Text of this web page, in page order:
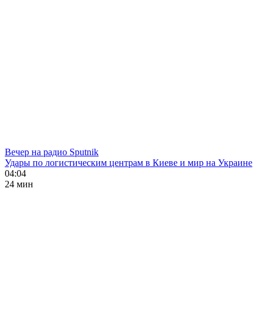
Вечер на радио Sputnik
Удары по логистическим центрам в Киеве и мир на Украине
04:04
24 мин